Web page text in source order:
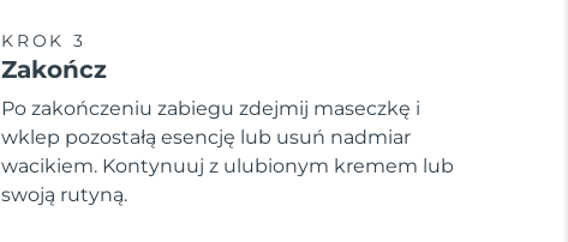
KROK 3
Zakończ
Po zakończeniu zabiegu zdejmij maseczkę i
wklep pozostałą esencję lub usuń nadmiar
wacikiem. Kontynuuj z ulubionym kremem lub
swoją rutyną.